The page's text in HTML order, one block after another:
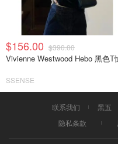
$156.00 $390.00
Vivienne Westwood Hebo 黑色T
SSENSE
联系我们 黑五
隐私条款